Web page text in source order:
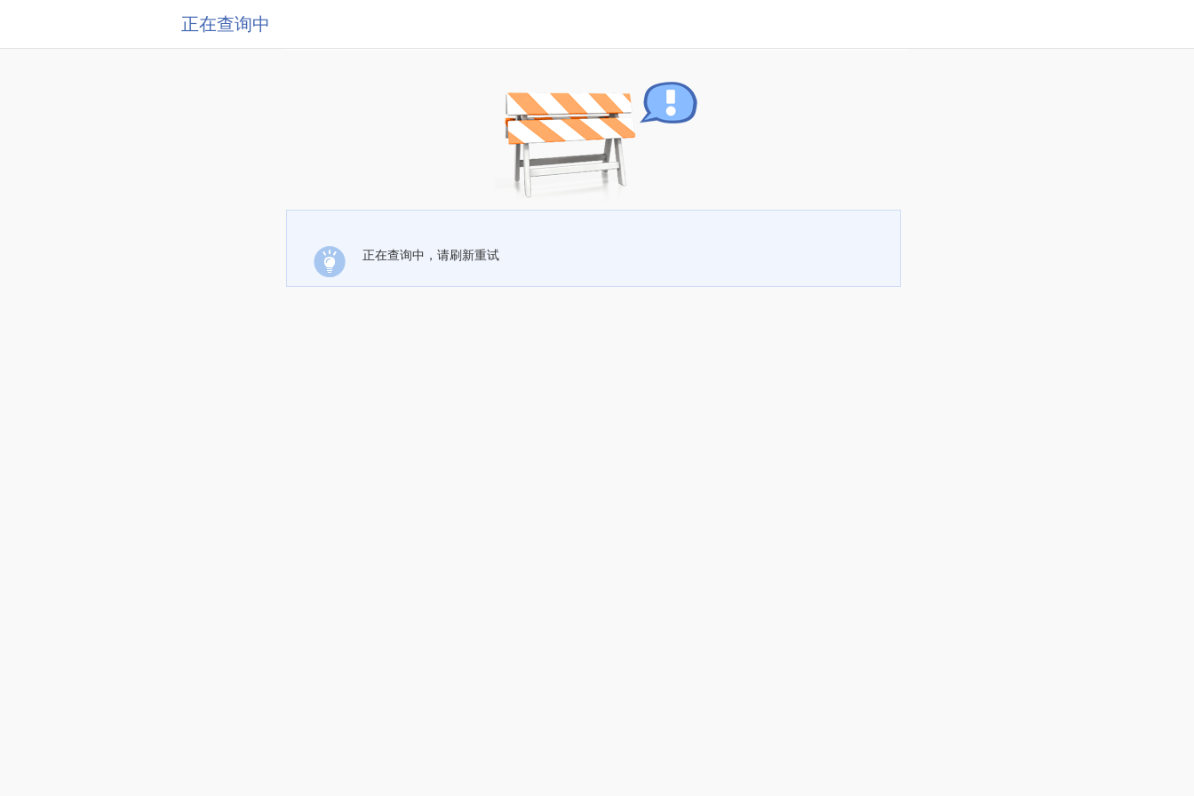
正在查询中
正在查询中，请刷新重试